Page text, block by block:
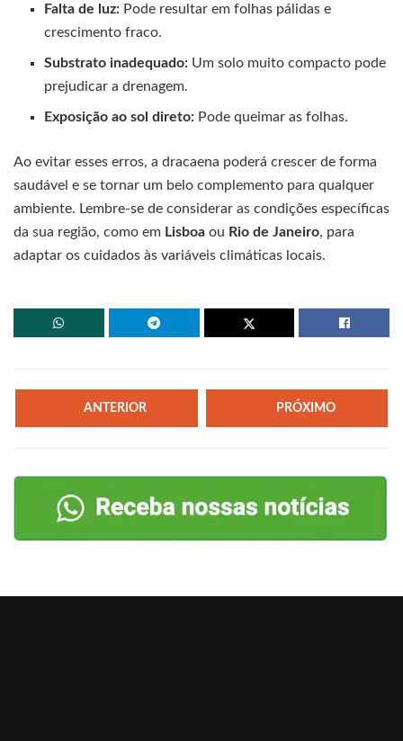
Falta de luz: Pode resultar em folhas pálidas e
crescimento fraco.
Substrato inadequado: Um solo muito compacto pode
prejudicar a drenagem.
Exposição ao sol direto: Pode queimar as folhas.
Ao evitar esses erros, a dracaena poderá crescer de forma
saudável e se tornar um belo complemento para qualquer
ambiente. Lembre-se de considerar as condições específicas
da sua região, como em Lisboa ou Rio de Janeiro, para
adaptar os cuidados às variáveis climáticas locais.
ANTERIOR PRÓXIMO